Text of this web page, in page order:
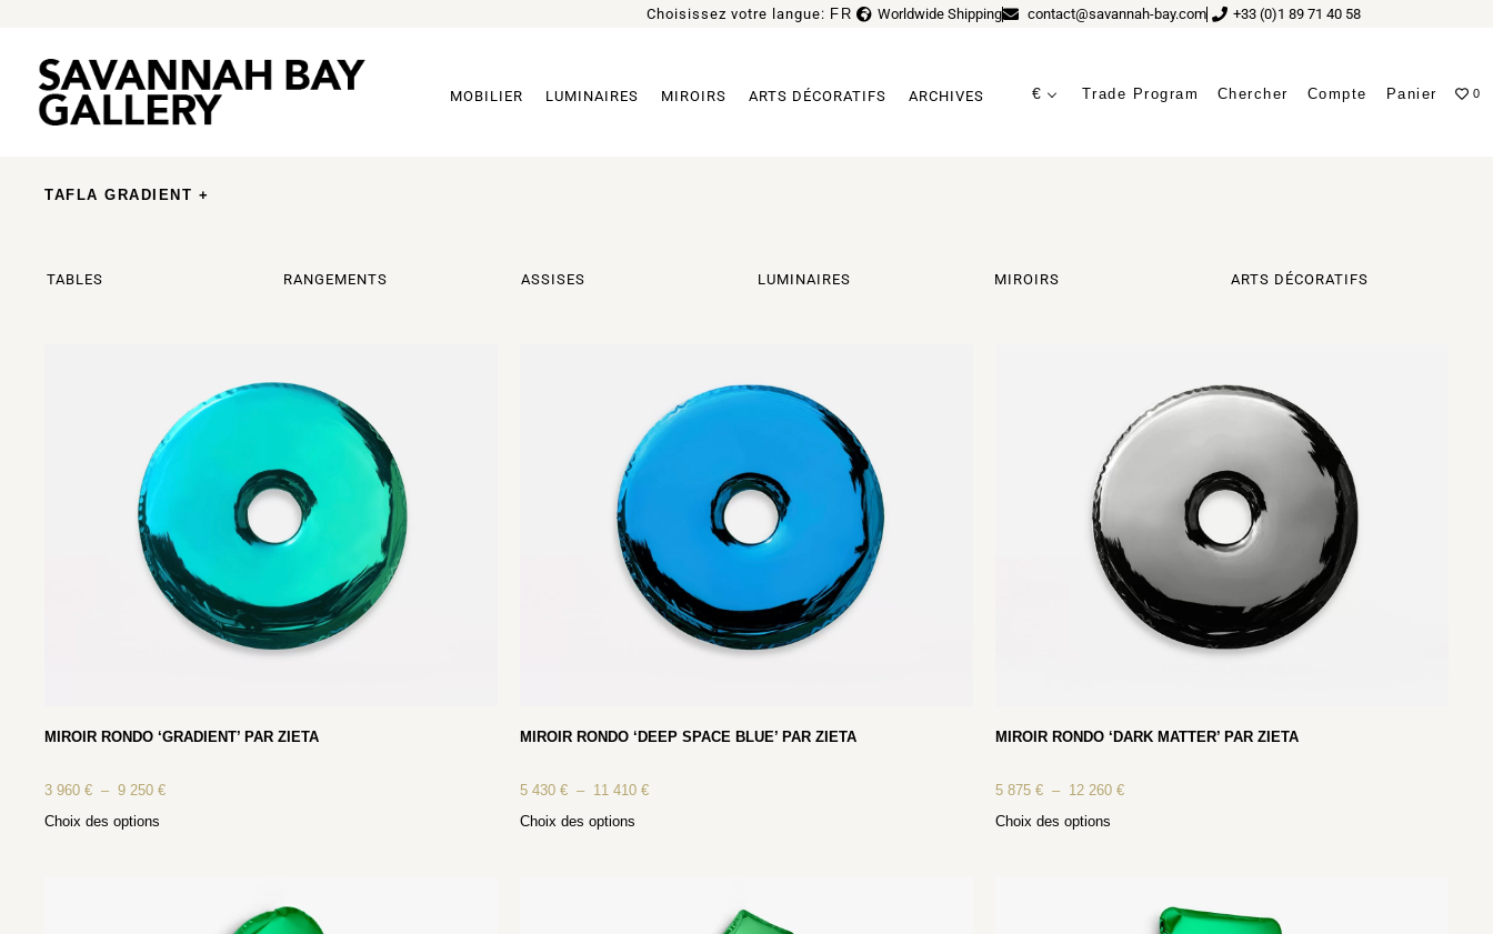
Choisissez votre langue: FR
EN Worldwide Shipping contact@savannah-bay.com +33 (0)1 89 71 40 58
MOBILIER LUMINAIRES MIROIRS ARTS DÉCORATIFS ARCHIVES € Trade Program Chercher Compte Panier 0
TAFLA GRADIENT +
TABLES RANGEMENTS ASSISES LUMINAIRES MIROIRS ARTS DÉCORATIFS
MIROIR RONDO ‘GRADIENT’ PAR ZIETA
3 960€ – 9 250€
Choix des options
MIROIR RONDO ‘DEEP SPACE BLUE’ PAR ZIETA
5 430€ – 11 410€
Choix des options
MIROIR RONDO ‘DARK MATTER’ PAR ZIETA
5 875 € – 12 260 €
Choix des options